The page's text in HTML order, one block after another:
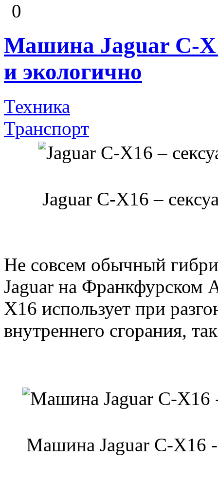
0
Машина Jaguar C-
и экологично
Техника
Транспорт
Jaguar C-X16 –
Не совсем обычный
Jaguar на Франкфурском
X16 использует при
внутреннего сгорания,
Машина Jaguar C-X16 -